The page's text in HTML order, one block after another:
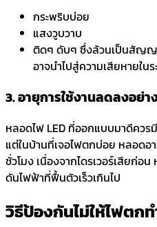
กระพริบบ่อย
แสงวูบวาบ
ติดๆ ดับๆ ซึ่งล้วนเป็นสัญ
อาจนำไปสู่ความเสียหายในร
3. อายุการใช้งานลดลงอย่
หลอดไฟ LED ที่ออกแบบมาดีควร
แต่ในบ้านที่เจอไฟตกบ่อย หลอดอ
ชั่วโมง เนื่องจากไดรเวอร์เสียก่อ
ดันไฟฟ้าที่ฟื้นตัวเร็วเกินไป
วิธีป้องกันไม่ให้ไฟตก